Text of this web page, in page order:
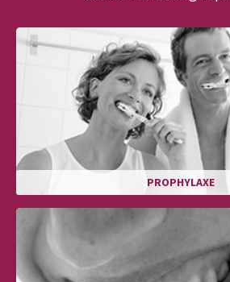
PROPHYLAXE